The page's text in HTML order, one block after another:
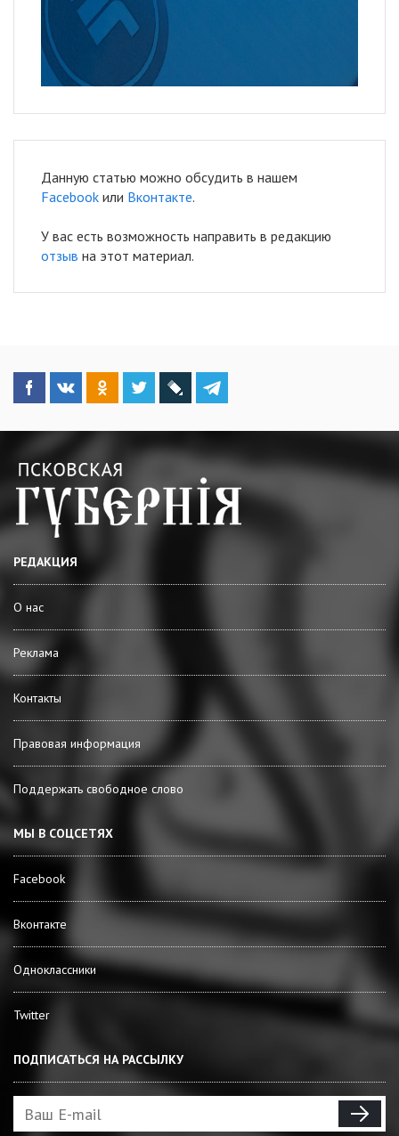
Данную статью можно обсудить в нашем
Facebook или Вконтакте.
У вас есть возможность направить в редакцию
отзыв на этот материал.
РЕДАКЦИЯ
О нас
Реклама
Контакты
Правовая информация
Поддержать свободное слово
МЫ В СОЦСЕТЯХ
Facebook
Вконтакте
Одноклассники
Twitter
ПОДПИСАТЬСЯ НА РАССЫЛКУ